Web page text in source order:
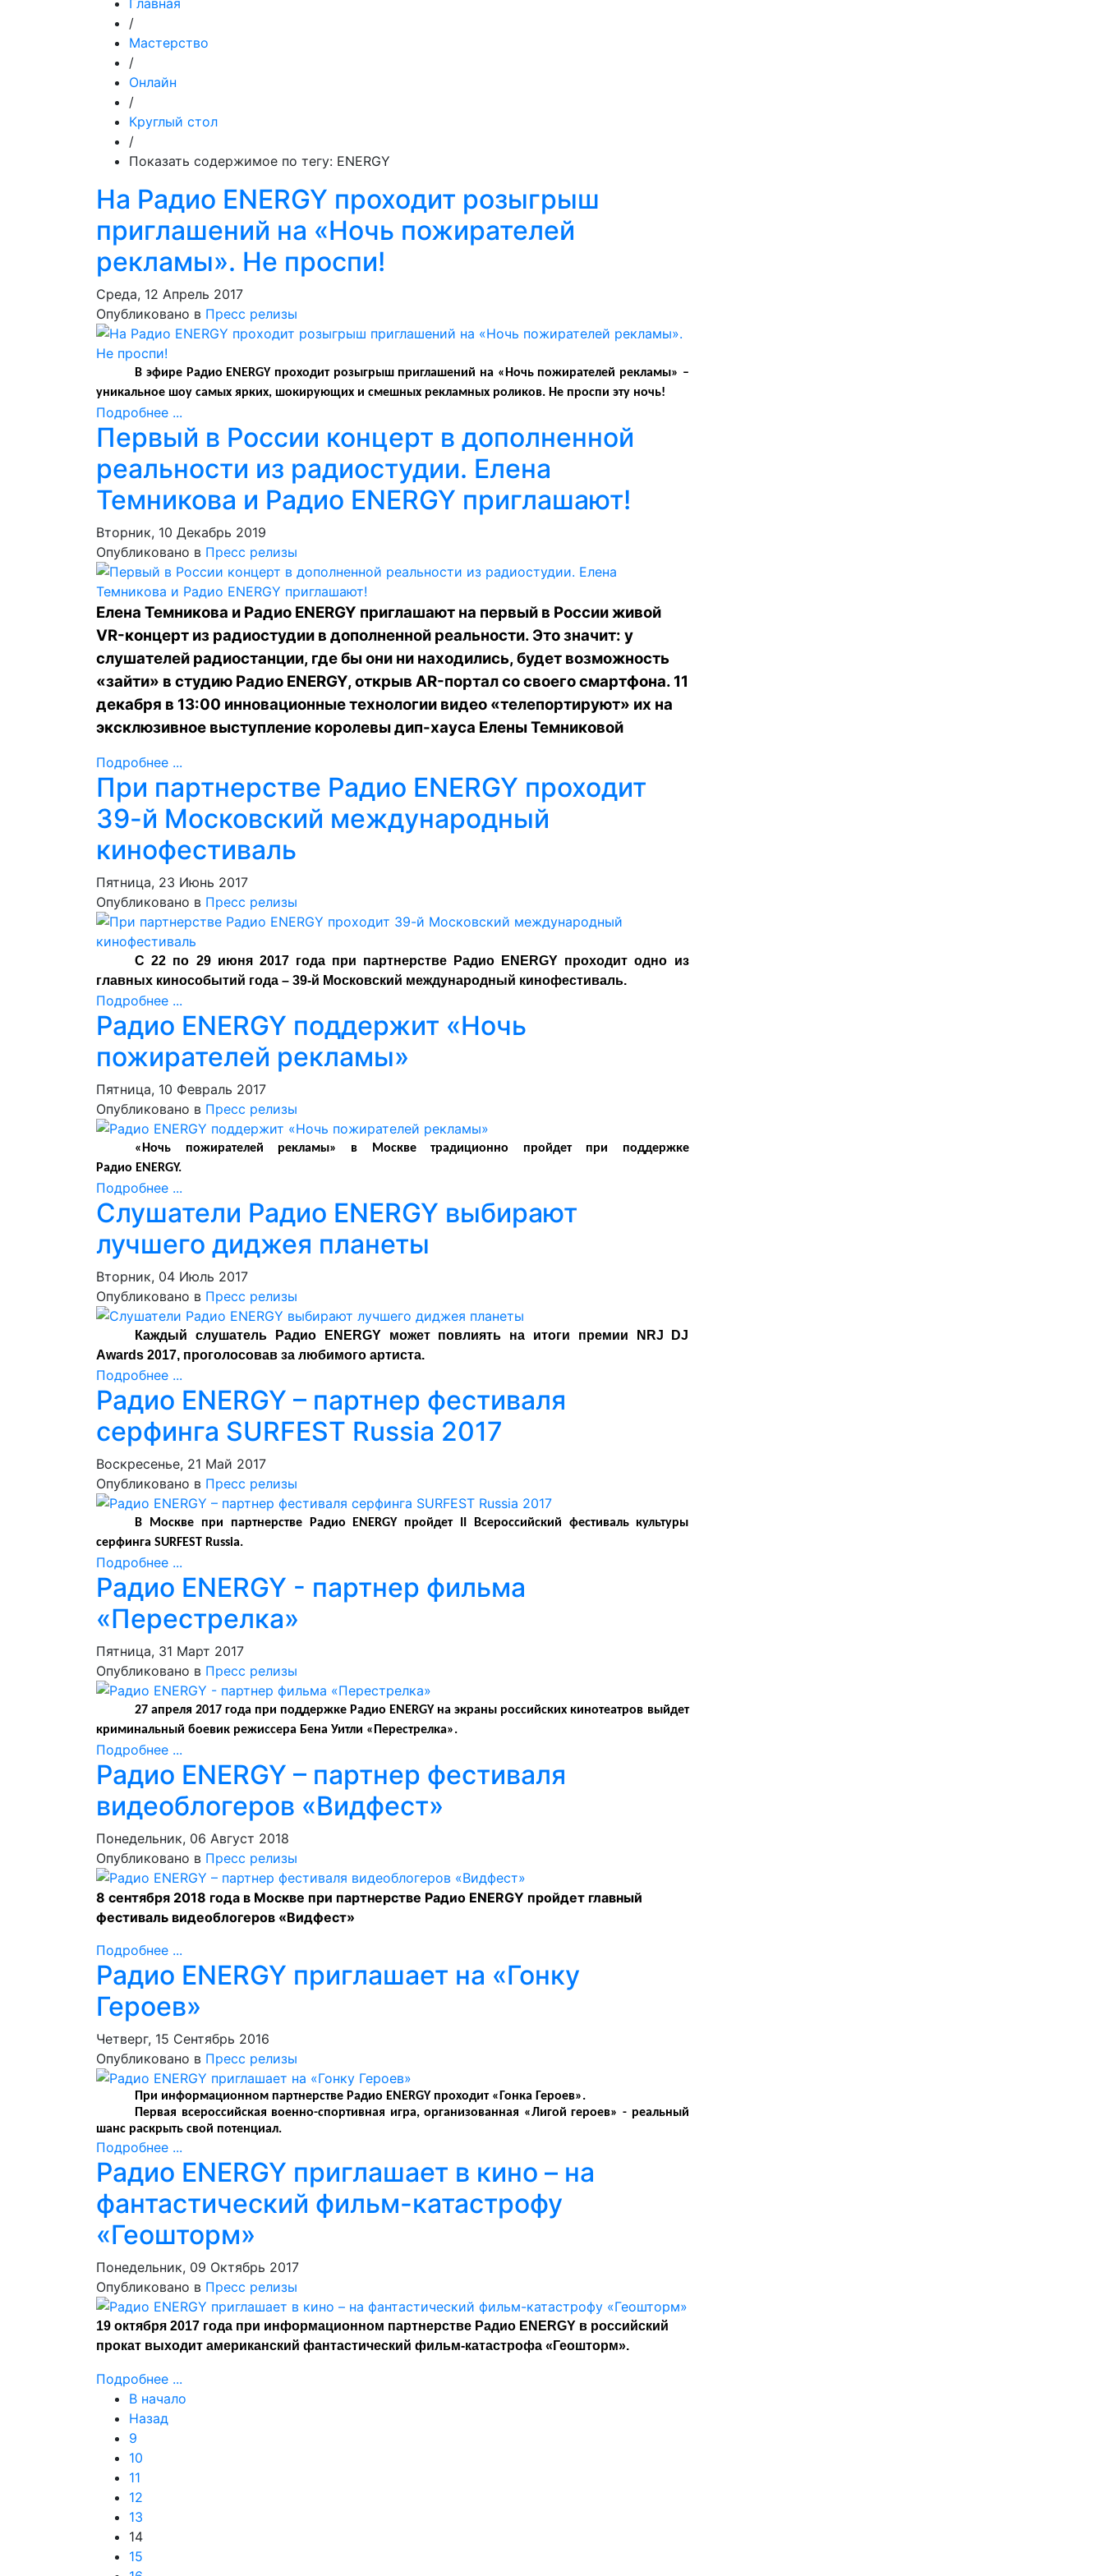
Главная
/
Мастерство
/
Онлайн
/
Круглый стол
/
Показать содержимое по тегу: ENERGY
На Радио ENERGY проходит розыгрыш
приглашений на «Ночь пожирателей
рекламы». Не проспи!
Среда, 12 Апрель 2017
Опубликовано в Пресс релизы
В эфире Радио ENERGY проходит розыгрыш приглашений на «Ночь пожирателей рекламы» –
уникальное шоу самых ярких, шокирующих и смешных рекламных роликов. Не проспи эту ночь!
Подробнее ...
Первый в России концерт в дополненной
реальности из радиостудии. Елена
Темникова и Радио ENERGY приглашают!
Вторник, 10 Декабрь 2019
Опубликовано в Пресс релизы
Елена Темникова и Радио ENERGY приглашают на первый в России живой
VR-концерт из радиостудии в дополненной реальности. Это значит: у
слушателей радиостанции, где бы они ни находились, будет возможность
«зайти» в студию Радио ENERGY, открыв AR-портал со своего смартфона. 11
декабря в 13:00 инновационные технологии видео «телепортируют» их на
эксклюзивное выступление королевы дип-хауса Елены Темниковой
Подробнее ...
При партнерстве Радио ENERGY проходит
39-й Московский международный
кинофестиваль
Пятница, 23 Июнь 2017
Опубликовано в Пресс релизы
С 22 по 29 июня 2017 года при партнерстве Радио ENERGY проходит одно из
главных кинособытий года – 39-й Московский международный кинофестиваль.
Подробнее ...
Радио ENERGY поддержит «Ночь
пожирателей рекламы»
Пятница, 10 Февраль 2017
Опубликовано в Пресс релизы
«Ночь пожирателей рекламы» в Москве традиционно пройдет при поддержке
Радио ENERGY.
Подробнее ...
Слушатели Радио ENERGY выбирают
лучшего диджея планеты
Вторник, 04 Июль 2017
Опубликовано в Пресс релизы
Каждый слушатель Радио ENERGY может повлиять на итоги премии NRJ DJ
Awards 2017, проголосовав за любимого артиста.
Подробнее ...
Радио ENERGY – партнер фестиваля
серфинга SURFEST Russia 2017
Воскресенье, 21 Май 2017
Опубликовано в Пресс релизы
В Москве при партнерстве Радио ENERGY пройдет II Всероссийский фестиваль культуры
серфинга SURFEST Russia.
Подробнее ...
Радио ENERGY - партнер фильма
«Перестрелка»
Пятница, 31 Март 2017
Опубликовано в Пресс релизы
27 апреля 2017 года при поддержке Радио ENERGY на экраны российских кинотеатров выйдет
криминальный боевик режиссера Бена Уитли «Перестрелка».
Подробнее ...
Радио ENERGY – партнер фестиваля
видеоблогеров «Видфест»
Понедельник, 06 Август 2018
Опубликовано в Пресс релизы
8 сентября 2018 года в Москве при партнерстве Радио ENERGY пройдет главный
фестиваль видеоблогеров «Видфест»
Подробнее ...
Радио ENERGY приглашает на «Гонку
Героев»
Четверг, 15 Сентябрь 2016
Опубликовано в Пресс релизы
При информационном партнерстве Радио ENERGY проходит «Гонка Героев».
Первая всероссийская военно-спортивная игра, организованная «Лигой героев» - реальный
шанс раскрыть свой потенциал.
Подробнее ...
Радио ENERGY приглашает в кино – на
фантастический фильм-катастрофу
«Геошторм»
Понедельник, 09 Октябрь 2017
Опубликовано в Пресс релизы
19 октября 2017 года при информационном партнерстве Радио ENERGY в российский
прокат выходит американский фантастический фильм-катастрофа «Геошторм».
Подробнее ...
В начало
Назад
9
10
11
12
13
14
15